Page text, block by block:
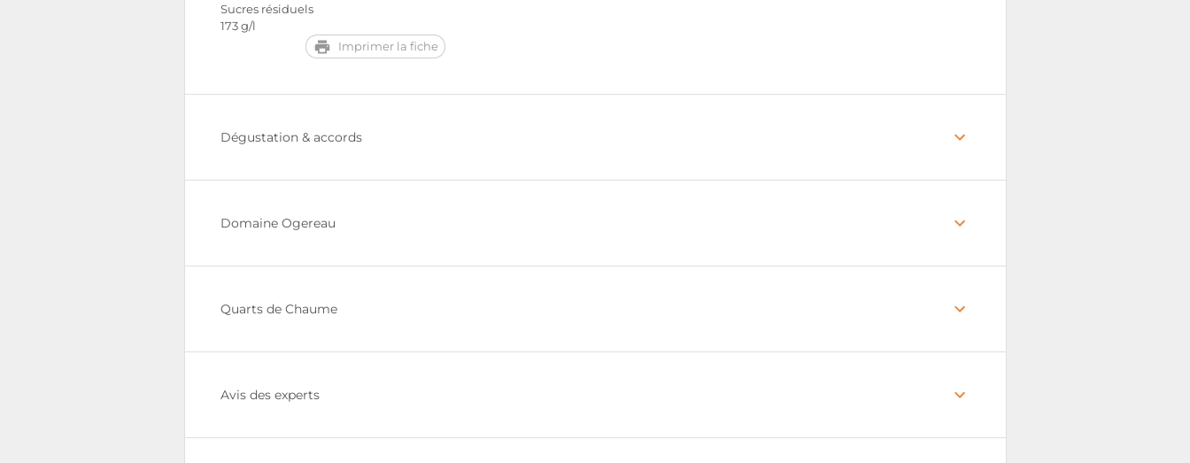
Sucres résiduels
173 g/l
Imprimer la fiche
Dégustation & accords
Domaine Ogereau
Quarts de Chaume
Avis des experts